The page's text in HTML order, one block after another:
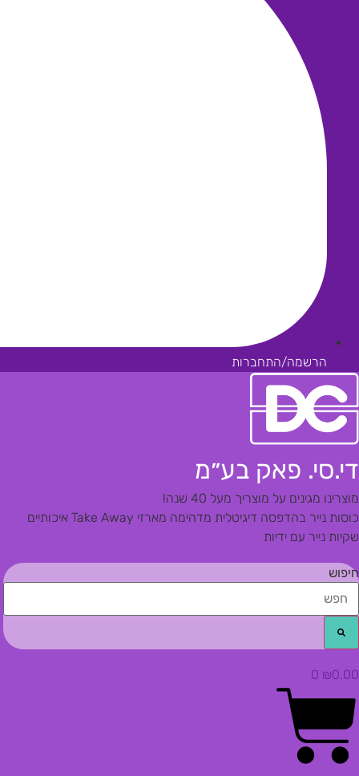
הרשמה/התחברות
די.סי. פאק בע״מ
מוצרינו מגינים על מוצריך מעל 40 שנה!
כוסות נייר בהדפסה דיגיטלית מדהימה מארזי Take Away איכותיים
שקיות נייר עם ידיות
חיפוש
₪0.00
0